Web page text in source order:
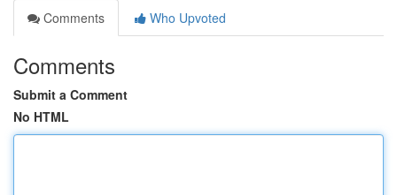
Comments
Who Upvoted
Comments
Submit a Comment
No HTML